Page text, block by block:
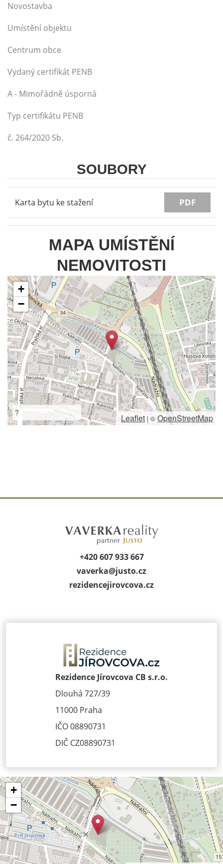
Novostavba
Umístění objektu
Centrum obce
Vydaný certifikát PENB
A - Mimořádně úsporná
Typ certifikátu PENB
č. 264/2020 Sb.
SOUBORY
Karta bytu ke stažení PDF
MAPA UMÍSTĚNÍ
NEMOVITOSTI
+
−
? Leaflet | © OpenStreetMap
+420 607 933 667
vaverka@justo.cz
rezidencejirov­cova.cz
Rezidence Jírovcova CB s.r.o.
Dlouhá 727/39
11000 Praha
IČO 08890731
DIČ CZ08890731
+
−